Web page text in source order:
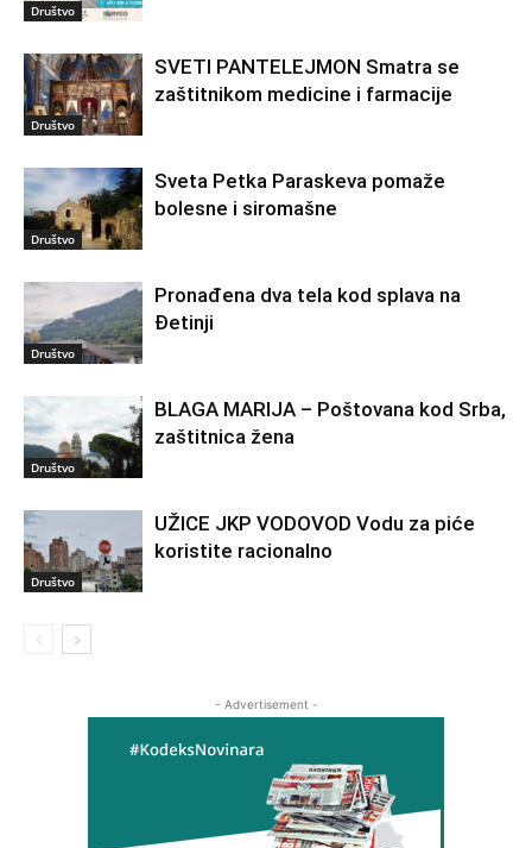
Društvo
Društvo
SVETI PANTELEJMON Smatra se
zaštitnikom medicine i farmacije
Društvo
Sveta Petka Paraskeva pomaže
bolesne i siromašne
Društvo
Pronađena dva tela kod splava na
Đetinji
Društvo
BLAGA MARIJA – Poštovana kod Srba,
zaštitnica žena
Društvo
UŽICE JKP VODOVOD Vodu za piće
koristite racionalno
- Advertisement -